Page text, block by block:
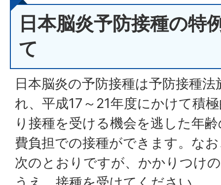
日本脳炎予防接種の特
て
日本脳炎の予防接種は予防接種
れ、平成17～21年度にかけて積
り接種を受ける機会を逃した年
費負担での接種ができます。な
次のとおりですが、かかりつけ